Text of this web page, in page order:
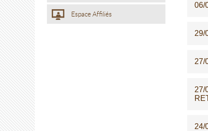
Espace Affiliés
06/
29/
27/
27/
24/